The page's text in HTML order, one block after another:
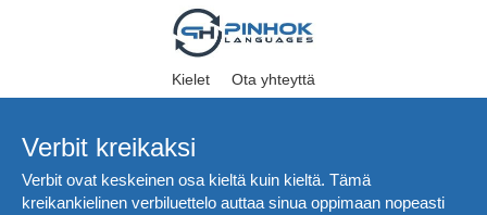
Kielet Ota yhteyttä
Verbit kreikaksi
Verbit ovat keskeinen osa kieltä kuin kieltä. Tämä
kreikankielinen verbiluettelo auttaa sinua oppimaan nopeasti